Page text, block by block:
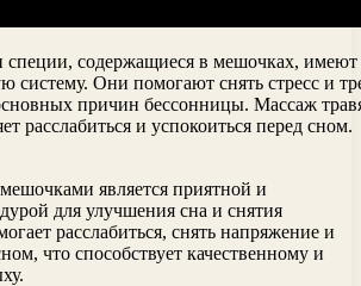
содержащиеся в мешочках,
систему. Они помогают снять стресс и
причин бессонницы. Массаж
расслабиться и успокоиться перед сном.
является приятной и
для улучшения сна и снятия
расслабиться, снять напряжение и
что способствует качественному и